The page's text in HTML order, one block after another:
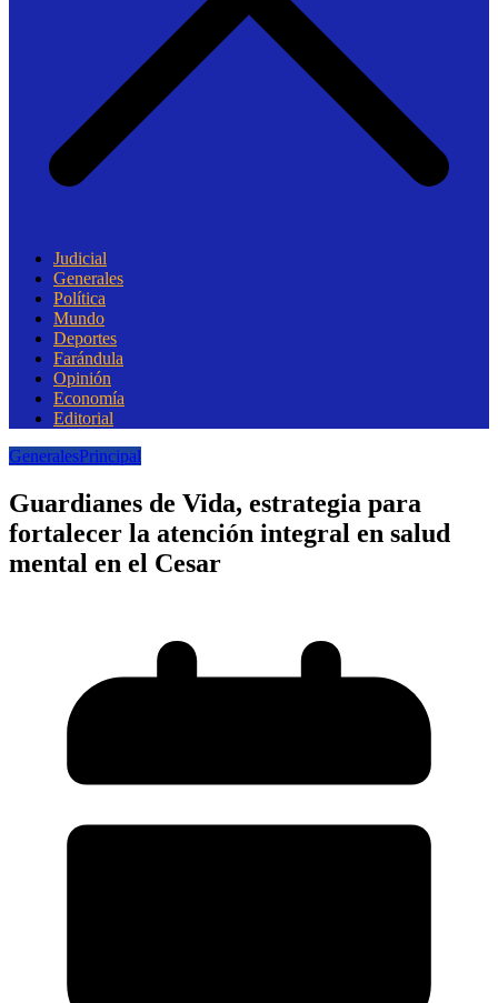
Judicial
Generales
Política
Mundo
Deportes
Farándula
Opinión
Economía
Editorial
GeneralesPrincipal
Guardianes de Vida, estrategia para
fortalecer la atención integral en salud
mental en el Cesar